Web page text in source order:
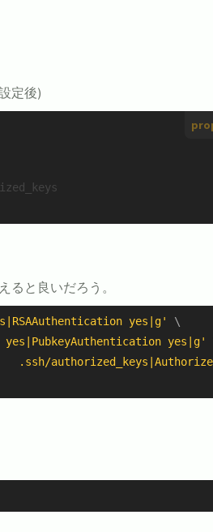
定後)
ると良いだろう。
yes|g'
\
yes|g'
.ssh/